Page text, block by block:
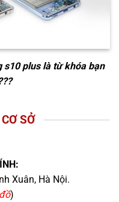
s10 pluslà từ khóa bạn
SỞ
Xuân, Hà Nội.
)